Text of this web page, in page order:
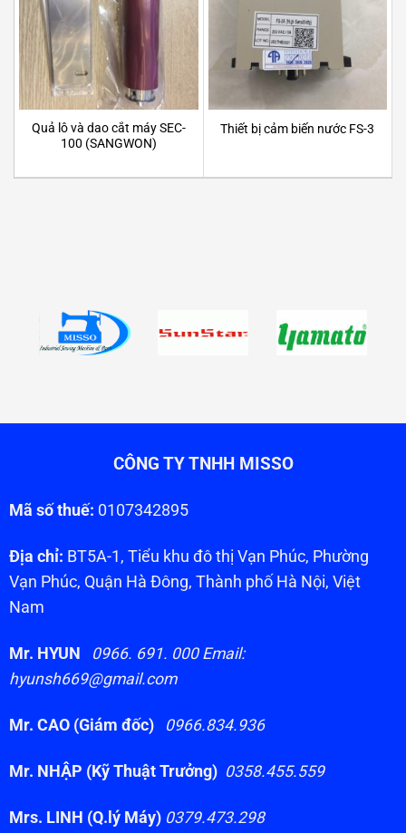
Quả lô và dao cắt máy SEC-
100 (SANGWON)
Thiết bị cảm biến nước FS-3
CÔNG TY TNHH MISSO
Mã số thuế: 0107342895
Địa chỉ: BT5A-1, Tiểu khu đô thị Vạn Phúc, Phường
Vạn Phúc, Quận Hà Đông, Thành phố Hà Nội, Việt
Nam
Mr. HYUN
0966. 691. 000 Email:
hyunsh669@gmail.com
Mr. CAO (Giám đốc) 0966.834.936
Mr. NHẬP (Kỹ Thuật Trưởng) 0358.455.559
Mrs. LINH (Q.lý Máy) 0379.473.298